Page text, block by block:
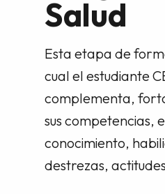
Salud
Esta etapa de
cual el estudiante
complementa,
sus competencias,
conocimiento,
destrezas,